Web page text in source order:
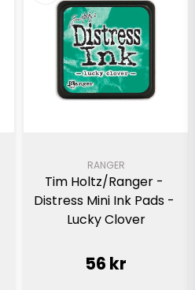
RANGER
Tim Holtz/Ranger -
Distress Mini Ink Pads -
Lucky Clover
56 kr